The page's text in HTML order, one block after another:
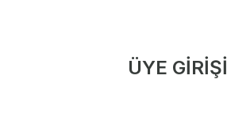
ÜYE GİRİŞİ